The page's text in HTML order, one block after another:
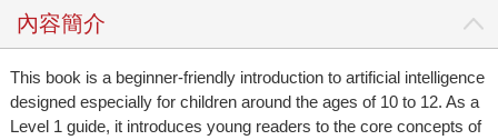
內容簡介
This book is a beginner-friendly introduction to artificial intelligence
designed especially for children around the ages of 10 to 12. As a
Level 1 guide, it introduces young readers to the core concepts of